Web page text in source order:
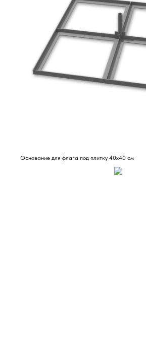
Основание для флага под плитку 40х40 см